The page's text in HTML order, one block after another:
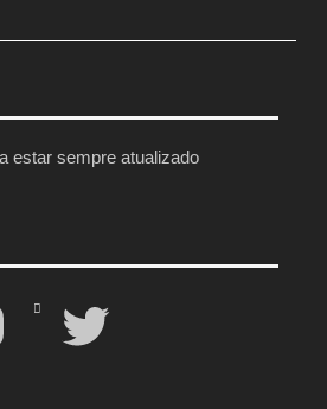
estar sempre atualizado
Twitter